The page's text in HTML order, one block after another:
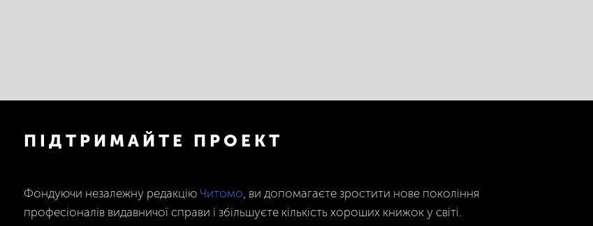
ПІДТРИМАЙТЕ ПРОЕКТ
Фондуючи незалежну редакцію Читомо, ви допомагаєте зростити нове покоління
професіоналів видавничої справи і збільшуєте кількість хороших книжок у світі.